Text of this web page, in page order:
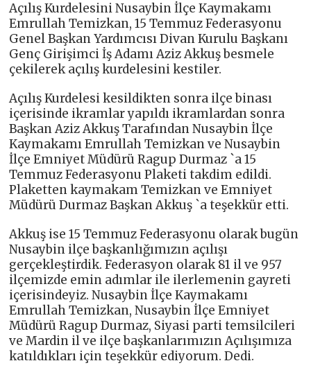
Açılış Kurdelesini Nusaybin İlçe Kaymakamı
Emrullah Temizkan, 15 Temmuz Federasyonu
Genel Başkan Yardımcısı Divan Kurulu Başkanı
Genç Girişimci İş Adamı Aziz Akkuş besmele
çekilerek açılış kurdelesini kestiler.
Açılış Kurdelesi kesildikten sonra ilçe binası
içerisinde ikramlar yapıldı ikramlardan sonra
Başkan Aziz Akkuş Tarafından Nusaybin İlçe
Kaymakamı Emrullah Temizkan ve Nusaybin
İlçe Emniyet Müdürü Ragup Durmaz `a 15
Temmuz Federasyonu Plaketi takdim edildi.
Plaketten kaymakam Temizkan ve Emniyet
Müdürü Durmaz Başkan Akkuş `a teşekkür etti.
Akkuş ise 15 Temmuz Federasyonu olarak bugün
Nusaybin ilçe başkanlığımızın açılışı
gerçekleştirdik. Federasyon olarak 81 il ve 957
ilçemizde emin adımlar ile ilerlemenin gayreti
içerisindeyiz. Nusaybin İlçe Kaymakamı
Emrullah Temizkan, Nusaybin İlçe Emniyet
Müdürü Ragup Durmaz, Siyasi parti temsilcileri
ve Mardin il ve ilçe başkanlarımızın Açılışımıza
katıldıkları için teşekkür ediyorum. Dedi.